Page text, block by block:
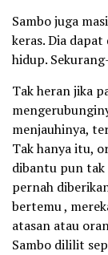
Sambo juga
keras. Dia
hidup.
Tak heran jika
menjauhinya,
Tak hanya itu,
dibantu pun
pernah
bertemu ,
atasan atau
Sambo dililit